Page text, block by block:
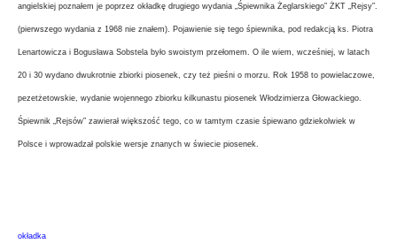
angielskiej poznałem je poprzez okładkę drugiego wydania „Śpiewnika Żeglarskiego” ŻKT „Rejsy”.
(pierwszego wydania z 1968 nie znałem). Pojawienie się tego śpiewnika, pod redakcją ks. Piotra
Lenartowicza i Bogusława Sobstela było swoistym przełomem. O ile wiem, wcześniej, w latach
20 i 30 wydano dwukrotnie zbiorki piosenek, czy też pieśni o morzu. Rok 1958 to powielaczowe,
pezetżetowskie, wydanie wojennego zbiorku kilkunastu piosenek Włodzimierza Głowackiego.
Śpiewnik „Rejsów” zawierał większość tego, co w tamtym czasie śpiewano gdziekolwiek w
Polsce i wprowadzał polskie wersje znanych w świecie piosenek.
okładka